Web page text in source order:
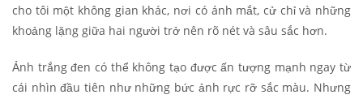
cho tôi một không gian khác, nơi có ánh mắt, cử chỉ và những
khoảng lặng giữa hai người trở nên rõ nét và sâu sắc hơn.
Ảnh trắng đen có thể không tạo được ấn tượng mạnh ngay từ
cái nhìn đầu tiên như những bức ảnh rực rỡ sắc màu. Nhưng